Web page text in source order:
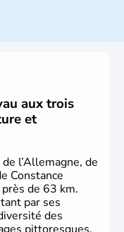
d'habitants.
nombreux artistes :
Freud, Romy
Anton Bruckner,
les plus
aux trois
et
l’Allemagne, de
Constance
de 63 km.
par ses
des